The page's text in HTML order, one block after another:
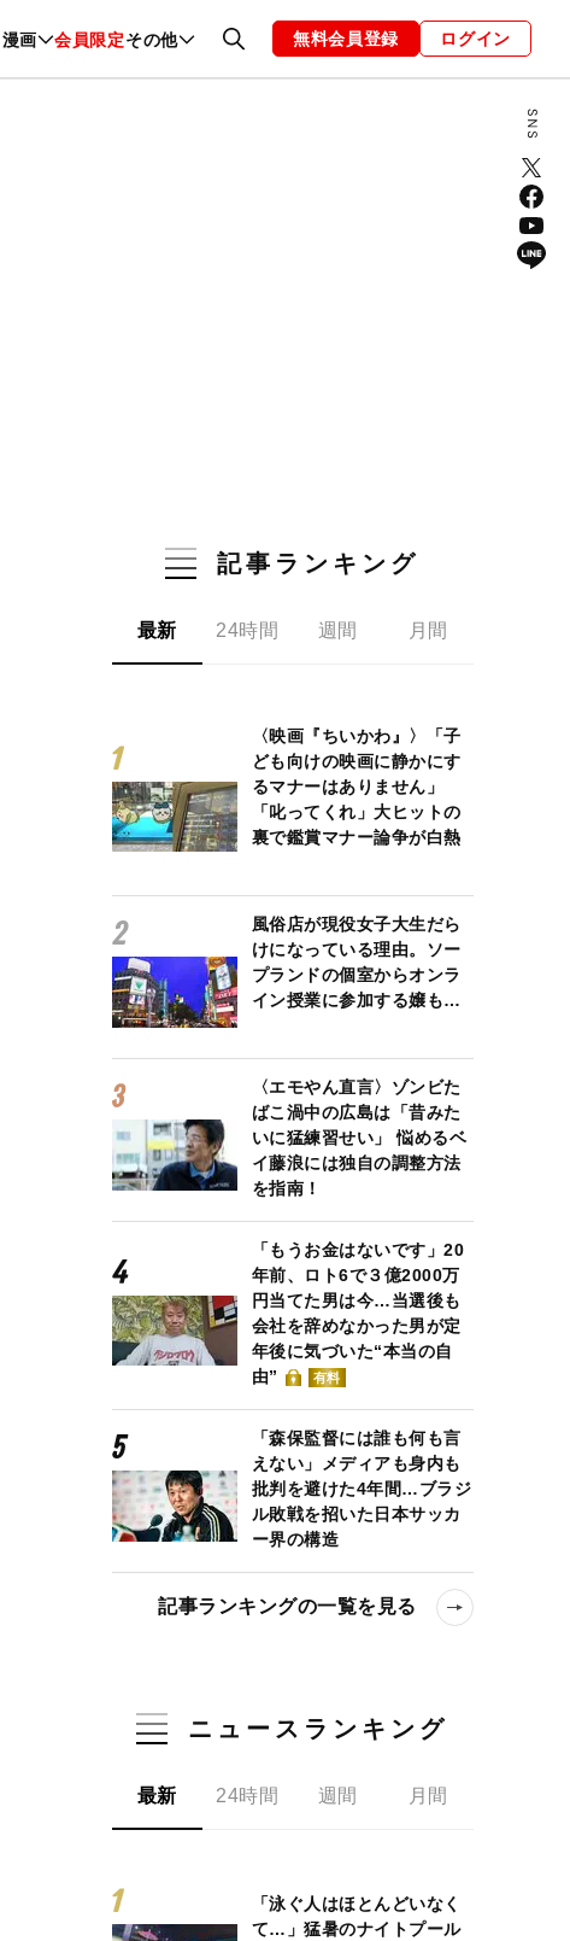
漫画 会員限定その他
ファッション 恋愛・結婚 編集部 お知らせ
無料会員登録 ログイン
記事ランキング
最新 24時間 週間 月間
〈映画『ちいかわ』〉「子
ども向けの映画に静かにす
るマナーはありません」
「叱ってくれ」大ヒットの
裏で鑑賞マナー論争が白熱
風俗店が現役女子大生だら
けになっている理由。ソー
プランドの個室からオンラ
イン授業に参加する嬢も…
〈エモやん直言〉ゾンビた
ばこ渦中の広島は「昔みた
いに猛練習せい」 悩めるベ
イ藤浪には独自の調整方法
を指南！
「もうお金はないです」20
年前、ロト6で３億2000万
円当てた男は今…当選後も
会社を辞めなかった男が定
年後に気づいた“本当の自
由”
有料
「森保監督には誰も何も言
えない」メディアも身内も
批判を避けた4年間…ブラジ
ル敗戦を招いた日本サッカ
ー界の構造
記事ランキングの一覧を見る
ニュースランキング
最新 24時間 週間 月間
「泳ぐ人はほとんどいなく
て…」猛暑のナイトプール